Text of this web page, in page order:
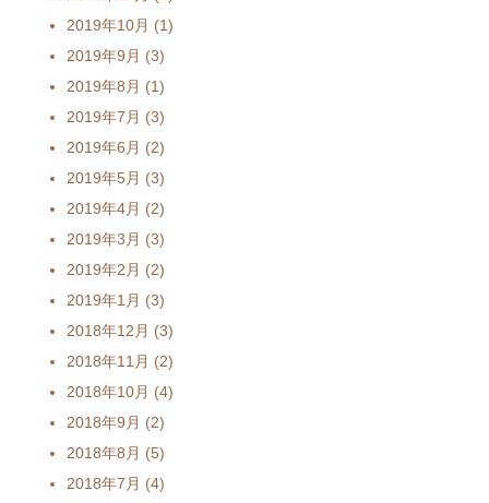
2019年10月 (1)
2019年9月 (3)
2019年8月 (1)
2019年7月 (3)
2019年6月 (2)
2019年5月 (3)
2019年4月 (2)
2019年3月 (3)
2019年2月 (2)
2019年1月 (3)
2018年12月 (3)
2018年11月 (2)
2018年10月 (4)
2018年9月 (2)
2018年8月 (5)
2018年7月 (4)